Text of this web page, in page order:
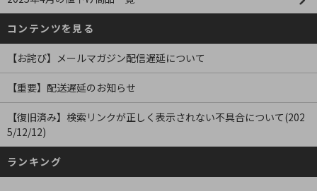
コンテンツを見る
【お詫び】メールマガジン配信遅延について
【重要】配送遅延のお知らせ
【復旧済み】検索リンクが正しく表示されない不具合について(202
5/12/12)
ランキング